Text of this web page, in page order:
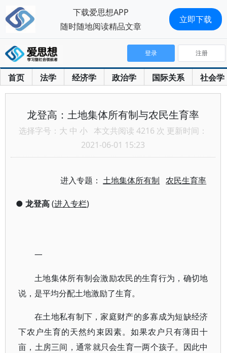
首页 法学 经济学 政治学 国际关系 社会学
登录 注册
龙登高：土地集体所有制与农民生育率
选择字号： 大 中 小 本文共阅读 4216 次 更新时间：
2021-06-01 15:23
进入专题：土地集体所有制 农民生育率
● 龙登高(进入专栏)
一
土地集体所有制会激励农民的生育行为，确切地
说，是平均分配土地激励了生育。
在土地私有制下，家庭财产的多寡成为短缺经济
下农户生育的天然约束因素。如果农户只有薄田十
亩，土房三间，通常就只会生育一两个孩子。因此中
下载爱思想APP
随时随地阅读精品文章
立即下载